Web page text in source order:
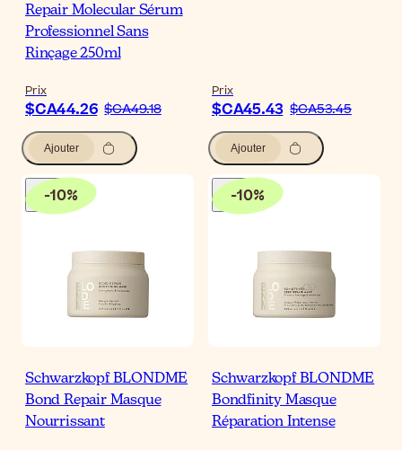
Repair Molecular Sérum
Professionnel Sans
Rinçage 250ml
Prix
$CA44.26 $CA49.18
Ajouter
Prix
$CA45.43 $CA53.45
Ajouter
-10%
Schwarzkopf BLONDME
Bond Repair Masque
Nourrissant
-10%
Schwarzkopf BLONDME
Bondfinity Masque
Réparation Intense